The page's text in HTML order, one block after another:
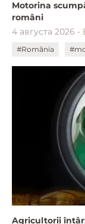
Motorina
români
4 августа 2026
#România
Agricultorii